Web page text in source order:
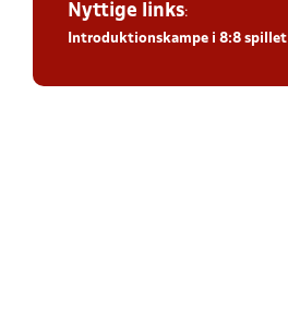
Nyttige links:
Introduktionskampe i 8:8 spillet